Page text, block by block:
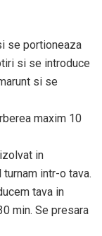
se portioneaza
si se introduce
si se
maxim 10
in
intr-o tava.
tava in
min. Se presara